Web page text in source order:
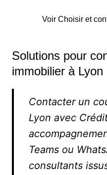
Voir Choisir et
Solutions pour
immobilier à Lyon
Contacter un
Lyon avec
Teams ou
consultants